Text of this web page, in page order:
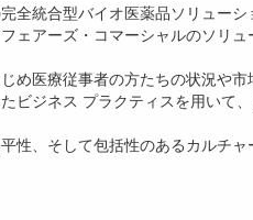
全統合型バイオ医薬品ソリュー
ェアーズ・コマーシャルのソリ
め医療従事者の方たちの状況や
ビジネス プラクティスを用いて
性、そして包括性のあるカルチ